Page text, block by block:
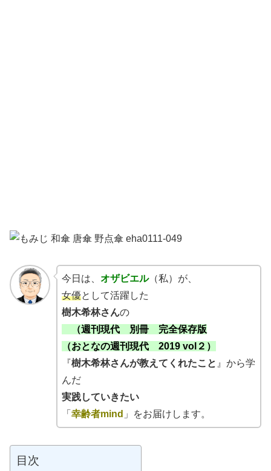
今日は、 オザビエル（私）が、
女優として活躍した
樹木希林さんの
（週刊現代 別冊 完全保存版
（おとなの週刊現代2019 vol２）
『樹木希林さんが教えてくれたこと 』から学
んだ
実践していきたい
「 幸齢者mind 」をお届けします。
目次